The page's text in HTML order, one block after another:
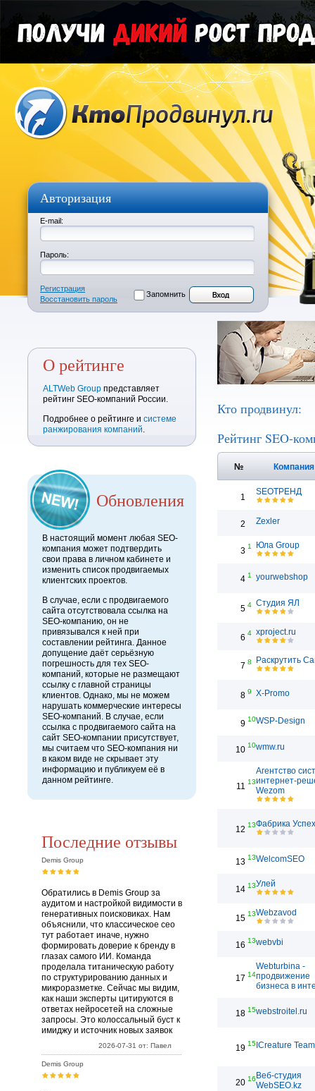
Авторизация
E-mail:
Пароль:
Регистрация
Восстановить пароль
Запомнить
О рейтинге
ALTWeb Group представляет
рейтинг SEO-компаний России.
Подробнее о рейтинге и системе
ранжирования компаний.
Обновления
В настоящий момент любая SEO-
компания может подтвердить
свои права в личном кабинете и
изменить список продвигаемых
клиентских проектов.
В случае, если с продвигаемого
сайта отсутствовала ссылка на
SEO-компанию, он не
привязывался к ней при
составлении рейтинга. Данное
допущение даёт серьёзную
погрешность для тех SEO-
компаний, которые не размещают
ссылку с главной страницы
клиентов. Однако, мы не можем
нарушать коммерческие интересы
SEO-компаний. В случае, если
ссылка с продвигаемого сайта на
сайт SEO-компании присутствует,
мы считаем что SEO-компания ни
в каком виде не скрывает эту
информацию и публикуем её в
данном рейтинге.
Последние отзывы
Demis Group
Обратились в Demis Group за
аудитом и настройкой видимости в
генеративных поисковиках. Нам
объяснили, что классическое сео
тут работает иначе, нужно
формировать доверие к бренду в
глазах самого ИИ. Команда
проделала титаническую работу
по структурированию данных и
микроразметке. Сейчас мы видим,
как наши эксперты цитируются в
ответах нейросетей на сложные
запросы. Это колоссальный буст к
имиджу и источник новых заявок
2026-07-31 от: Павел
Demis Group
Кто продвинул:
Рейтинг SEO-
№
1
SEOТРЕНД
2 Zexler
3 1 Юла Group
4 1 yourwebshop
5 4 Студия ЯЛ
6 4 xproject.ru
7 8 Раскрутить
8 9 X-Promo
9 10WSP-Design
10 10wmw.ru
11 13
Агентство
интернет-
Wezom
12 13Фабрика
13 13WelcomSEO
14 13Улей
15 13Webzavod
16 13webvbi
17 14
Webturbina -
продвижение
бизнеса в
18 15webstroitel.ru
19 15 ICreature Team
20 16 Веб-студия
WebSEO.kz